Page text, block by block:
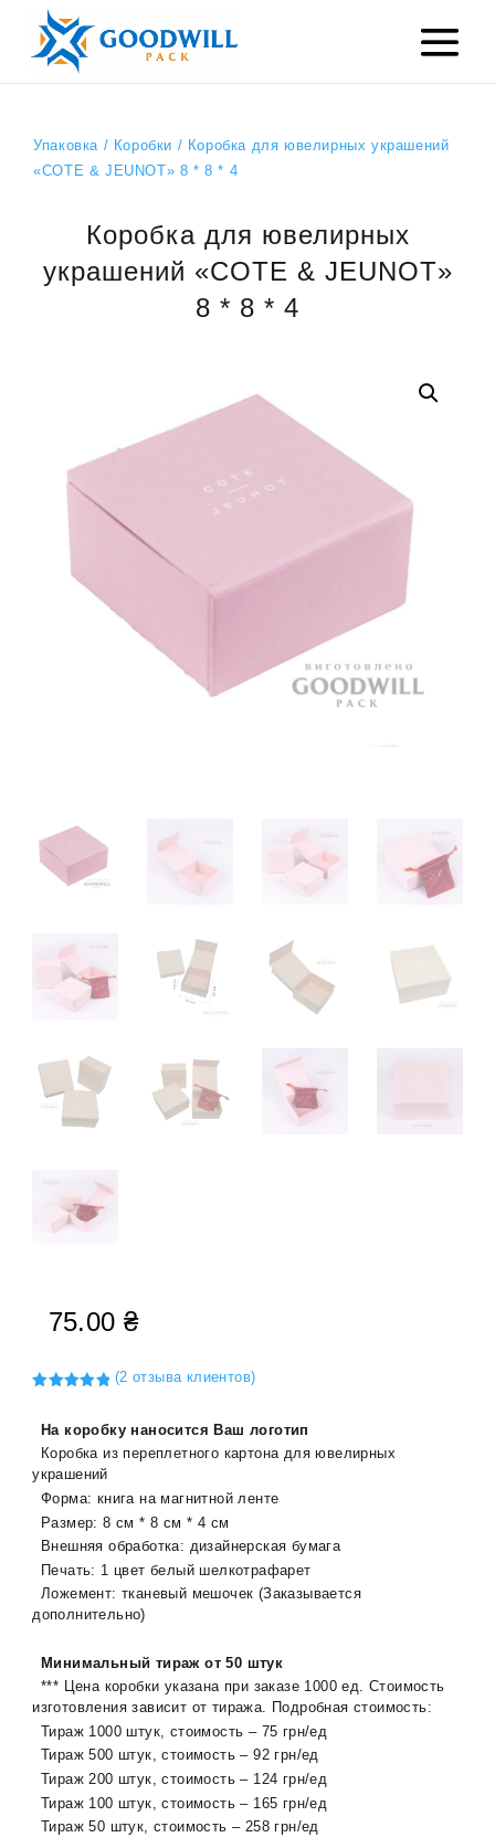
Упаковка/ Коробки / Коробка для ювелирных украшений
«COTE & JEUNOT» 8 * 8 * 4
Коробка для ювелирных
украшений «COTE & JEUNOT»
8 * 8 * 4
75.00 ₴
на основе
пользовате
лей
(2 отзыва клиентов)
На коробку наносится Ваш логотип
Коробка из переплетного картона для ювелирных
украшений
Форма: книга на магнитной ленте
Размер: 8 см * 8 см * 4 см
Внешняя обработка: дизайнерская бумага
Печать: 1 цвет белый шелкотрафарет
Ложемент: тканевый мешочек (Заказывается
дополнительно)
Минимальный тираж от 50 штук
*** Цена коробки указана при заказе 1000 ед. Стоимость
изготовления зависит от тиража. Подробная стоимость:
Тираж 1000 штук, стоимость – 75 грн/ед
Тираж 500 штук, стоимость – 92 грн/ед
Тираж 200 штук, стоимость – 124 грн/ед
Тираж 100 штук, стоимость – 165 грн/ед
Тираж 50 штук, стоимость – 258 грн/ед